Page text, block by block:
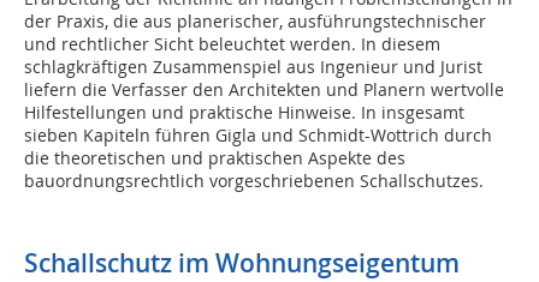
der Praxis, die aus planerischer, ausführungstechnischer
und rechtlicher Sicht beleuchtet werden. In diesem
schlagkräftigen Zusammenspiel aus Ingenieur und Jurist
liefern die Verfasser den Architekten und Planern wertvolle
Hilfestellungen und praktische Hinweise. In insgesamt
sieben Kapiteln führen Gigla und Schmidt-Wottrich durch
die theoretischen und praktischen Aspekte des
bauordnungsrechtlich vorgeschriebenen Schallschutzes.
Schallschutz im Wohnungseigentum